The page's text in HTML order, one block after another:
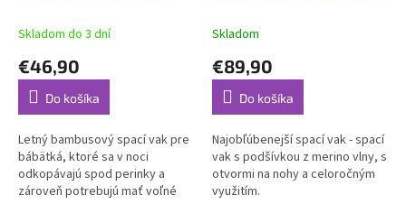
Skladom do 3 dní
€46,90
Do košíka
Letný bambusový spací vak pre
bábätká, ktoré sa v noci
odkopávajú spod perinky a
zároveň potrebujú mať voľné
Skladom
€89,90
Do košíka
Najobľúbenejší spací vak - spací
vak s podšívkou z merino vlny, s
otvormi na nohy a celoročným
využitím.